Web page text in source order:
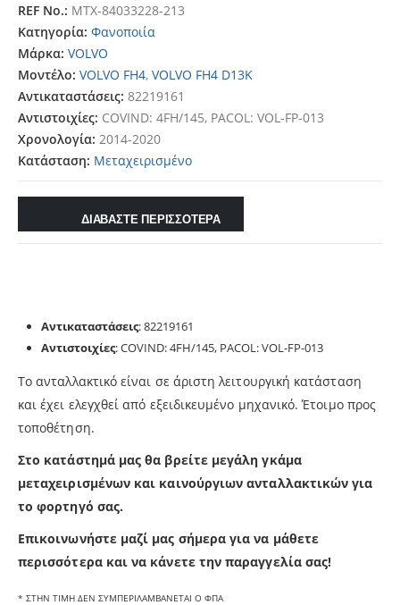
REF No.: MTX-84033228-213
Κατηγορία: Φανοποιία
Μάρκα: VOLVO
Μοντέλο: VOLVO FH4, VOLVO FH4 D13K
Αντικαταστάσεις: 82219161
Αντιστοιχίες: COVIND: 4FH/145, PACOL: VOL-FP-013
Χρονολογία: 2014-2020
Κατάσταση: Μεταχειρισμένο
ΔΙΑΒΑΣΤΕ ΠΕΡΙΣΣΟΤΕΡΑ
Αντικαταστάσεις: 82219161
Αντιστοιχίες: COVIND: 4FH/145, PACOL: VOL-FP-013
Το ανταλλακτικό είναι σε άριστη λειτουργική κατάσταση
και έχει ελεγχθεί από εξειδικευμένο μηχανικό. Έτοιμo προς
τοποθέτηση.
Στο κατάστημά μας θα βρείτε μεγάλη γκάμα
μεταχειρισμένων και καινούργιων ανταλλακτικών για
το φορτηγό σας.
Επικοινωνήστε μαζί μας σήμερα για να μάθετε
περισσότερα και να κάνετε την παραγγελία σας!
* ΣΤΗΝ ΤΙΜΗ ΔΕΝ ΣΥΜΠΕΡΙΛΑΜΒΑΝΕΤΑΙ Ο ΦΠΑ